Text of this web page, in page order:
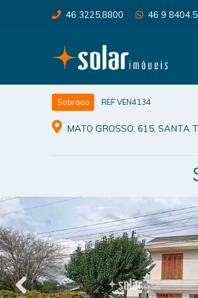
46 3225.8800 46 9
Sobrado REF VEN4134
MATO GROSSO, 615, SANTA